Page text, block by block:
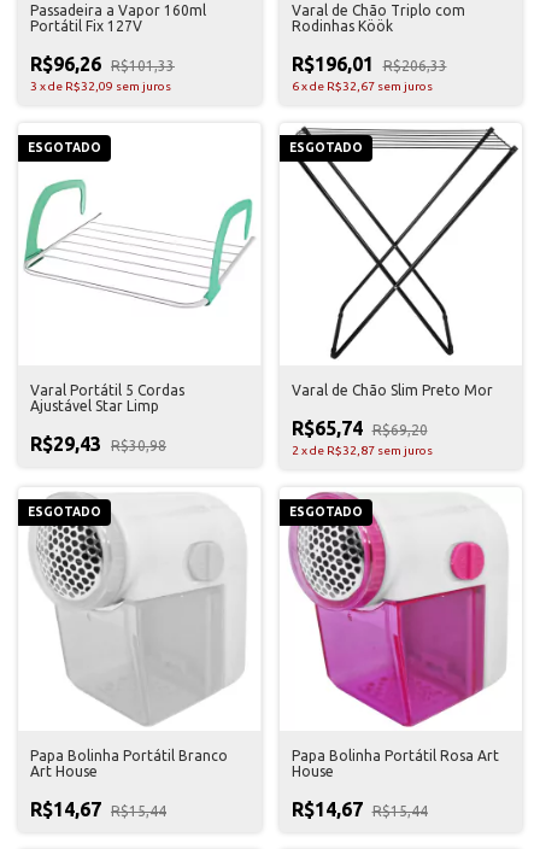
Passadeira a Vapor 160ml
Portátil Fix 127V
R$96,26 R$101,33
3 xde R$32,09 sem juros
Varal de Chão Triplo com
Rodinhas Köök
R$196,01 R$206,33
6 xde R$32,67 sem juros
ESGOTADO
Varal Portátil 5 Cordas
Ajustável Star Limp
R$29,43 R$30,98
ESGOTADO
Varal de Chão Slim Preto Mor
R$65,74 R$69,20
2 xde R$32,87 sem juros
ESGOTADO
Papa Bolinha Portátil Branco
Art House
R$14,67 R$15,44
ESGOTADO
Papa Bolinha Portátil Rosa Art
House
R$14,67 R$15,44